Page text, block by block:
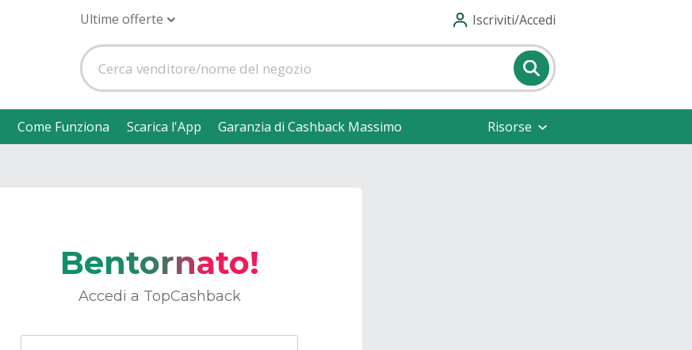
Ultime offerte Iscriviti/Accedi
Come Funziona Scarica l'App Garanzia di Cashback Massimo Risorse
Bentornato!
Accedi a TopCashback